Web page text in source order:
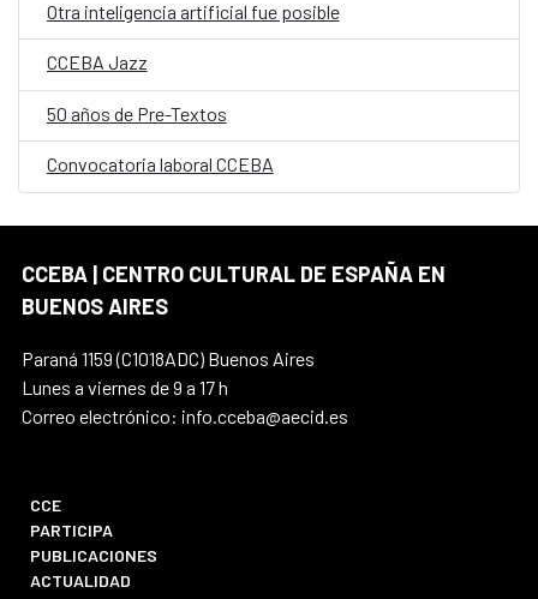
Otra inteligencia artificial fue posible
CCEBA Jazz
50 años de Pre-Textos
Convocatoria laboral CCEBA
CCEBA | CENTRO CULTURAL DE ESPAÑA EN
BUENOS AIRES
Paraná 1159 (C1018ADC) Buenos Aires
Lunes a viernes de 9 a 17 h
Correo electrónico: info.cceba@aecid.es
CCE
PARTICIPA
PUBLICACIONES
ACTUALIDAD